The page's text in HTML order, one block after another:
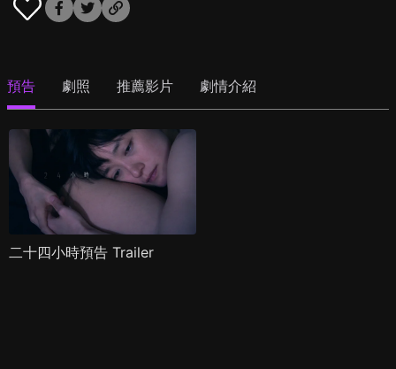
預告 劇照 推薦影片 劇情介紹
二十四小時預告 Trailer